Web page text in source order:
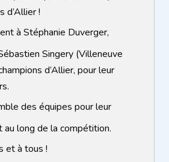
d’Allier !
à Stéphanie Duverger,
Singery (Villeneuve
d’Allier, pour leur
des équipes pour leur
long de la compétition.
et à tous !